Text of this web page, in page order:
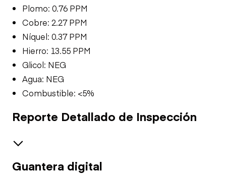
Plomo: 0.76 PPM
Cobre: 2.27 PPM
Níquel: 0.37 PPM
Hierro: 13.55 PPM
Glicol: NEG
Agua: NEG
Combustible: <5%
Reporte Detallado de Inspección
Brakes / Tires
Guantera digital